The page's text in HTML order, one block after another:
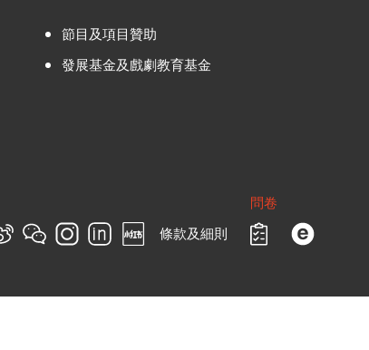
節目及項目贊助
發展基金及戲劇教育基金
條款及細則
問卷